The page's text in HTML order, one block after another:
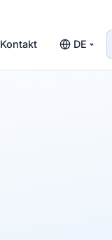
Kontakt DE